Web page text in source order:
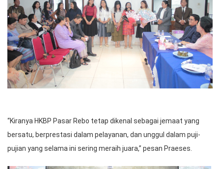
“Kiranya HKBP Pasar Rebo tetap dikenal sebagai jemaat yang
bersatu, berprestasi dalam pelayanan, dan unggul dalam puji-
pujian yang selama ini sering meraih juara,” pesan Praeses.